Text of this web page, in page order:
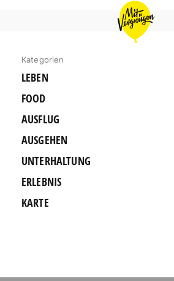
MIT
VERGNÜGEN
MÜNCHEN
Kategorien
LEBEN
FOOD
AUSFLUG
AUSGEHEN
UNTERHALTUNG
ERLEBNIS
KARTE